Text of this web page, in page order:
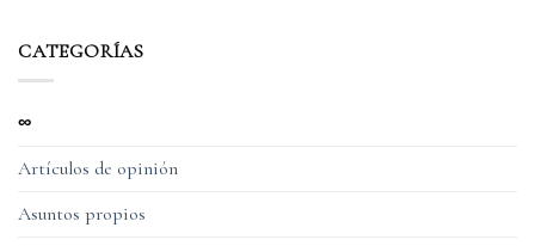
CATEGORÍAS
∞
Artículos de opinión
Asuntos propios